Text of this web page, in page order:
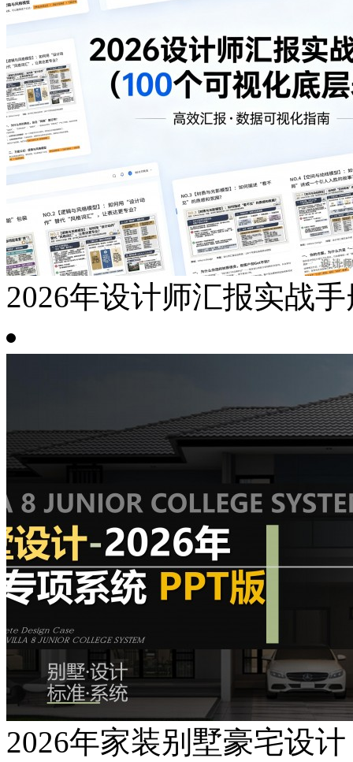
2026年设计师汇报实战
2026年家装别墅豪宅设计